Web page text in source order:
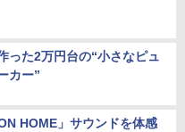
った2万円台の“小さなピュ
カー”
HOME」サウンドを体感